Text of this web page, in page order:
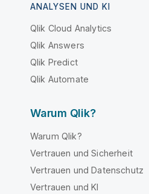
ANALYSEN UND KI
Qlik Cloud Analytics
Qlik Answers
Qlik Predict
Qlik Automate
Warum Qlik?
Warum Qlik?
Vertrauen und Sicherheit
Vertrauen und Datenschutz
Vertrauen und KI